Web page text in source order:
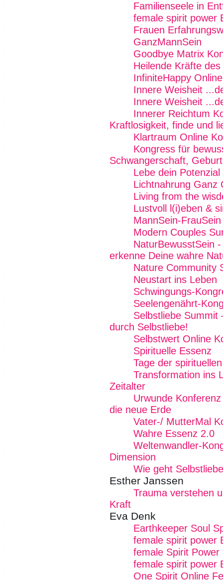
Familienseele in
female spirit power
Frauen
GanzMannSein
Goodbye Matrix
Heilende Kräfte des
InfiniteHappy
Innere Weisheit
Innere Weisheit
Innerer Reichtum
Kraftlosigkeit, finde und
Klartraum Online
Kongress für
Schwangerschaft,
Lebe dein Potenzial
Lichtnahrung Ganz
Living from the
Lustvoll l(i)eben &
MannSein-
Modern Couples
NaturBewusstSein
erkenne Deine wahre
Nature Community
Neustart ins Leben
Schwingungs-
Seelengenährt-
Selbstliebe Summit
durch Selbstliebe!
Selbstwert Online
Spirituelle Essenz
Tage der
Transformation ins
Zeitalter
Urwunde
die neue Erde
Vater-/ MutterMal
Wahre Essenz 2.0
Weltenwandler-
Dimension
Wie geht
Esther Janssen
Trauma verstehen
Kraft
Eva Denk
Earthkeeper Soul
female spirit power
female Spirit
female spirit power
One Spirit Online